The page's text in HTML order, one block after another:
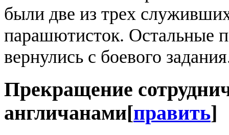
были две из трех
парашютисток. Остальные
вернулись с боевого
Прекращение
англичанами[править]